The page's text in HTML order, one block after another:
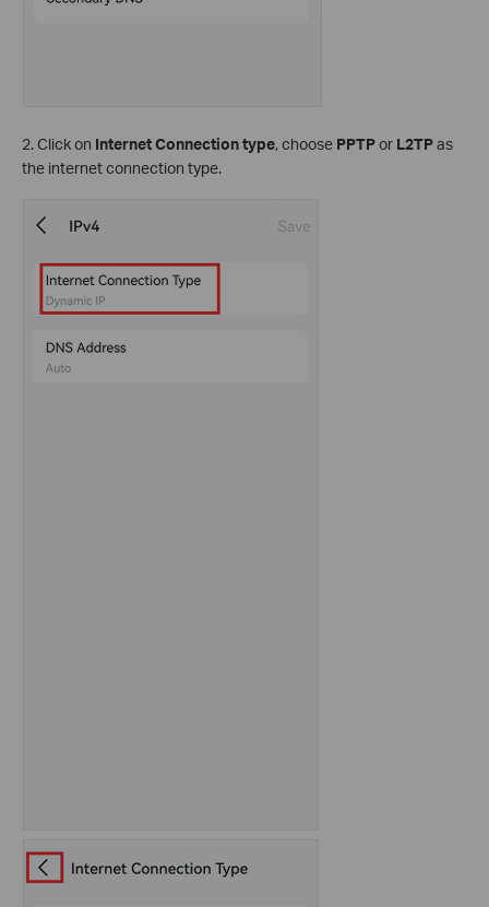
2. Click on Internet Connection type, choose PPTPor L2TPas
the internet connection type.